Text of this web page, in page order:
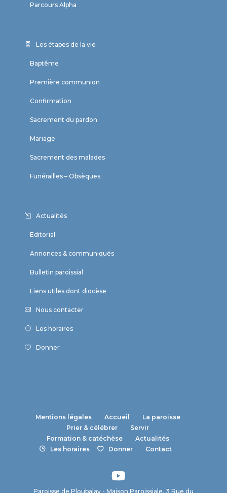
Parcours Alpha
Les étapes de la vie
Baptême
Première communion
Confirmation
Sacrement du pardon
Mariage
Sacrement des malades
Funérailles – Obsèques
Actualités
Editorial
Annonces & communiqués
Bulletin paroissial
Liens utiles dont diocèse
Nous contacter
Les horaires
Donner
Mentions légales Accueil
La paroisse
Prier & célébrer
Servir
Formation & catéchèse
Actualités
Les horaires
Donner Contact
Paroisse de Ploubalay - Maison Paroissiale, 3 Rue du